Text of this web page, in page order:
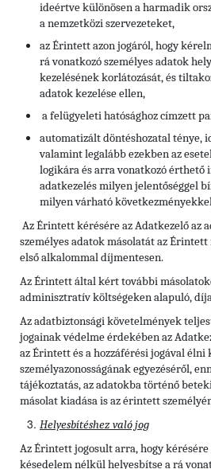
ideértve különösen a harmadik
a nemzetközi szervezeteket,
az Érintett azon jogáról, hogy
rá vonatkozó személyes adatok
kezelésének korlátozását, és
adatok kezelése ellen,
a felügyeleti hatósághoz címzett
automatizált döntéshozatal ténye,
valamint legalább ezekben az
logikára és arra vonatkozó érthető
adatkezelés milyen jelentőséggel
milyen várható
Az Érintett kérésére az Adatkezelő az
személyes adatok másolatát az
első alkalommal díjmentesen.
Az Érintett által kért további
adminisztratív költségeken alapuló,
Az adatbiztonsági követelmények
jogainak védelme érdekében az
az Érintett és a hozzáférési jogával élni
személyazonosságának egyezéséről,
tájékoztatás, az adatokba történő
másolat kiadása is az érintett
Helyesbítéshez való jog
Az Érintett jogosult arra, hogy
késedelem nélkül helyesbítse a rá